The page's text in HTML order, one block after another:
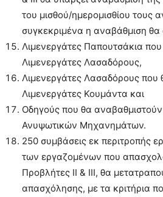
του μισθού/ημερομισθίου τους
συγκεκριμένα η αναβάθμιση
Λιμενεργάτες Παπουτσάκια
Λιμενεργάτες Λασαδόρους,
Λιμενεργάτες Λασαδόρους που
Λιμενεργάτες Κουμάντα και
Οδηγούς που θα αναβαθμιστούν
Ανυψωτικών Μηχανημάτων.
250 συμβάσεις εκ περιτροπής
των εργαζομένων που
Προβλήτες ΙΙ & ΙΙΙ, θα
απασχόλησης, με τα κριτήρια